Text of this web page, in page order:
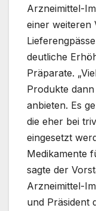
Arzneimittel-
einer weiteren
deutliche
Präparate.
Produkte
anbieten. Es
die eher bei
eingesetzt
Medikamente
sagte der
Arzneimittel-
und Präsident